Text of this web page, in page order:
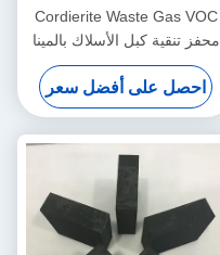
Cordierite Waste Gas VOC
محفز تنقية كبل الأسلاك بالمينا
صناعة ماكينات الأسلاك
احصل على أفضل سعر